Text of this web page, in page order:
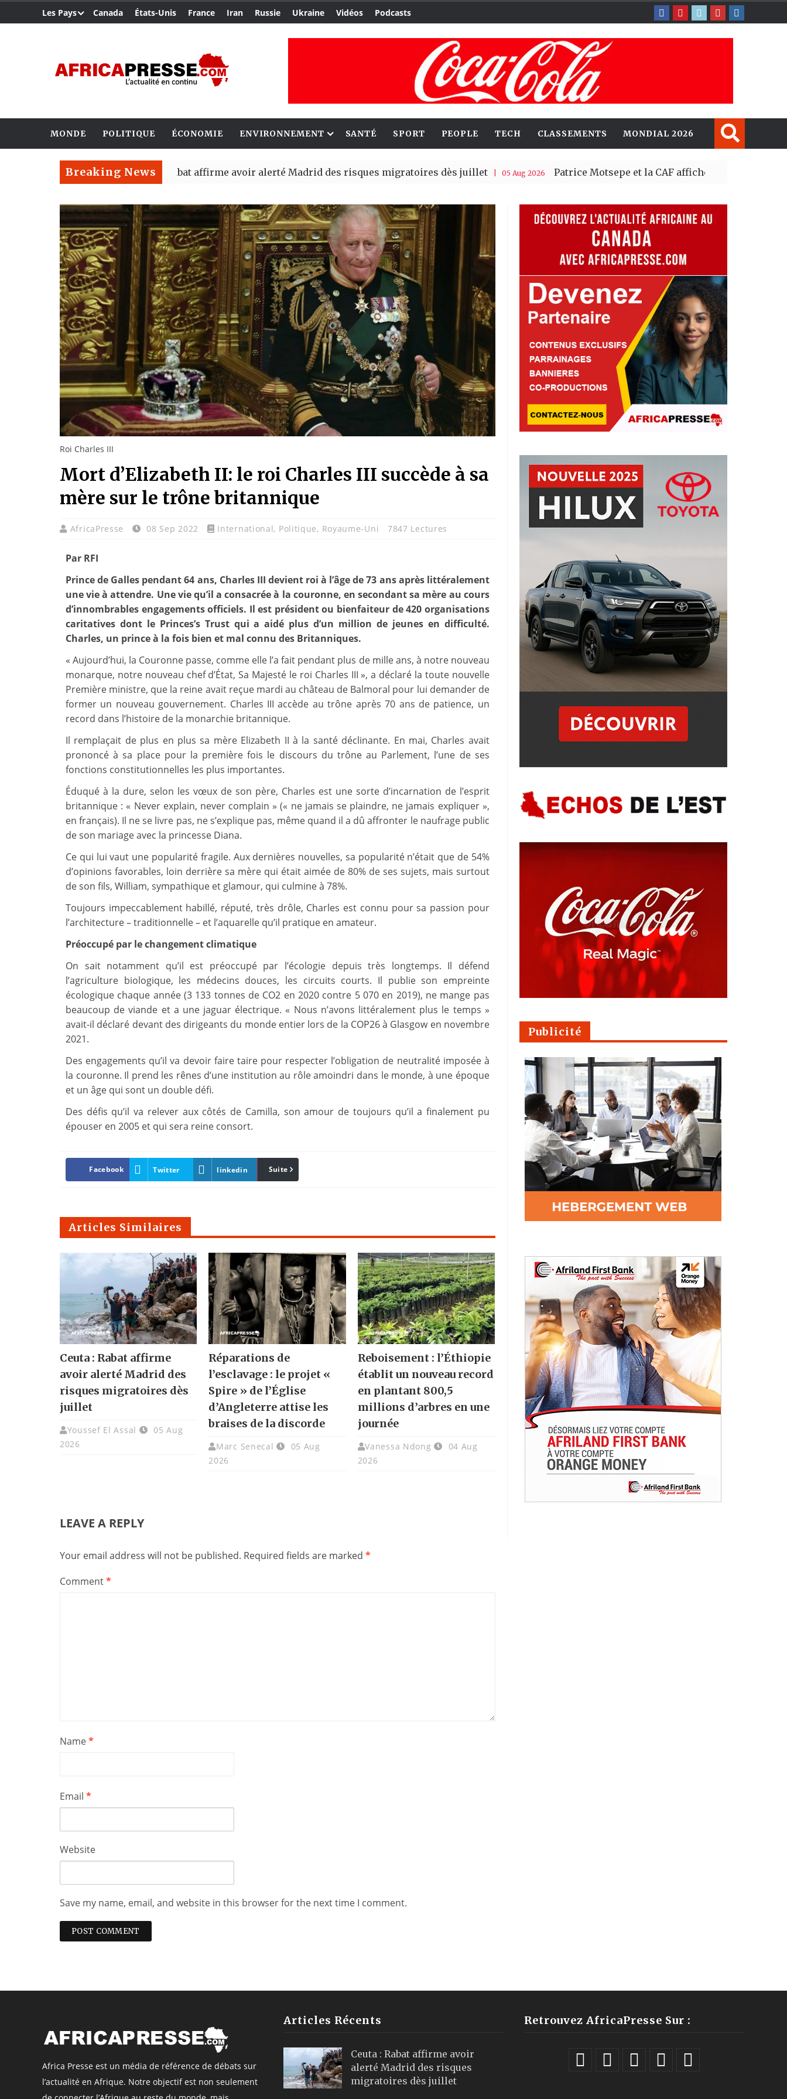
Les Pays Canada États-Unis France Iran Russie Ukraine Vidéos Podcasts
MONDE POLITIQUE ÉCONOMIE ENVIRONNEMENT SANTÉ SPORT PEOPLE TECH CLASSEMENTS MONDIAL 2026
Breaking News
Ceuta : Rabat affirme avoir alerté Madrid des risques migratoires dès juillet | 05 Aug 2026 Patrice Motsepe et la CAF affichent leur soutien à Gianni
Roi Charles III
Mort d’Elizabeth II: le roi Charles III succède à sa
mère sur le trône britannique
AfricaPresse 08 Sep 2022 International, Politique, Royaume-Uni 7847 Lectures
Par RFI
Prince de Galles pendant 64 ans, Charles III devient roi à l’âge de 73 ans après littéralement
une vie à attendre. Une vie qu’il a consacrée à la couronne, en secondant sa mère au cours
d’innombrables engagements officiels. Il est président ou bienfaiteur de 420 organisations
caritatives dont le Princes’s Trust qui a aidé plus d’un million de jeunes en difficulté.
Charles, un prince à la fois bien et mal connu des Britanniques.
« Aujourd’hui, la Couronne passe, comme elle l’a fait pendant plus de mille ans, à notre nouveau
monarque, notre nouveau chef d’État, Sa Majesté le roi Charles III », a déclaré la toute nouvelle
Première ministre, que la reine avait reçue mardi au château de Balmoral pour lui demander de
former un nouveau gouvernement. Charles III accède au trône après 70 ans de patience, un
record dans l’histoire de la monarchie britannique.
Il remplaçait de plus en plus sa mère Elizabeth II à la santé déclinante. En mai, Charles avait
prononcé à sa place pour la première fois le discours du trône au Parlement, l’une de ses
fonctions constitutionnelles les plus importantes.
Éduqué à la dure, selon les vœux de son père, Charles est une sorte d’incarnation de l’esprit
britannique : « Never explain, never complain » (« ne jamais se plaindre, ne jamais expliquer »,
en français). Il ne se livre pas, ne s’explique pas, même quand il a dû affronter le naufrage public
de son mariage avec la princesse Diana.
Ce qui lui vaut une popularité fragile. Aux dernières nouvelles, sa popularité n’était que de 54%
d’opinions favorables, loin derrière sa mère qui était aimée de 80% de ses sujets, mais surtout
de son fils, William, sympathique et glamour, qui culmine à 78%.
Toujours impeccablement habillé, réputé, très drôle, Charles est connu pour sa passion pour
l’architecture – traditionnelle – et l’aquarelle qu’il pratique en amateur.
Préoccupé par le changement climatique
On sait notamment qu’il est préoccupé par l’écologie depuis très longtemps. Il défend
l’agriculture biologique, les médecins douces, les circuits courts. Il publie son empreinte
écologique chaque année (3 133 tonnes de CO2 en 2020 contre 5 070 en 2019), ne mange pas
beaucoup de viande et a une jaguar électrique. « Nous n’avons littéralement plus le temps »
avait-il déclaré devant des dirigeants du monde entier lors de la COP26 à Glasgow en novembre
2021.
Des engagements qu’il va devoir faire taire pour respecter l’obligation de neutralité imposée à
la couronne. Il prend les rênes d’une institution au rôle amoindri dans le monde, à une époque
et un âge qui sont un double défi.
Des défis qu’il va relever aux côtés de Camilla, son amour de toujours qu’il a finalement pu
épouser en 2005 et qui sera reine consort.
Facebook Twitter linkedin Pinterest
Suite
Articles Similaires
Ceuta : Rabat affirme
avoir alerté Madrid des
risques migratoires dès
juillet
Youssef El Assal
05 Aug
2026
Réparations de
l’esclavage : le projet «
Spire » de l’Église
d’Angleterre attise les
braises de la discorde
Marc Senecal
05 Aug
2026
Reboisement : l’Éthiopie
établit un nouveau record
en plantant 800,5
millions d’arbres en une
journée
Vanessa Ndong
04 Aug
2026
LEAVE A REPLY
Your email address will not be published. Required fields are marked *
Comment*
Name*
Email *
Website
Save my name, email, and website in this browser for the next time I comment.
Publicité
Africa Presse est un média de référence de débats sur
l’actualité en Afrique. Notre objectif est non seulement
Articles Récents
Ceuta : Rabat affirme avoir
alerté Madrid des risques
migratoires dès juillet
Retrouvez AfricaPresse Sur :